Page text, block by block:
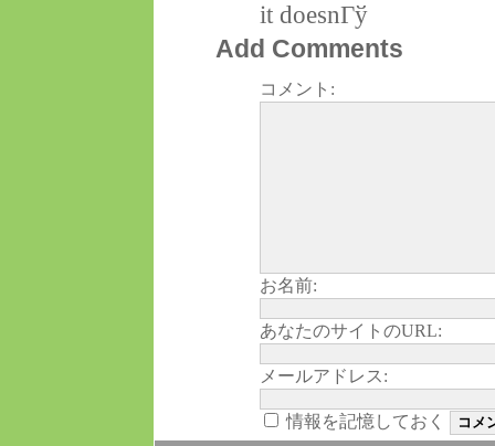
it doesnГў
Add Comments
コメント:
お名前:
あなたのサイトのURL:
メールアドレス:
情報を記憶しておく